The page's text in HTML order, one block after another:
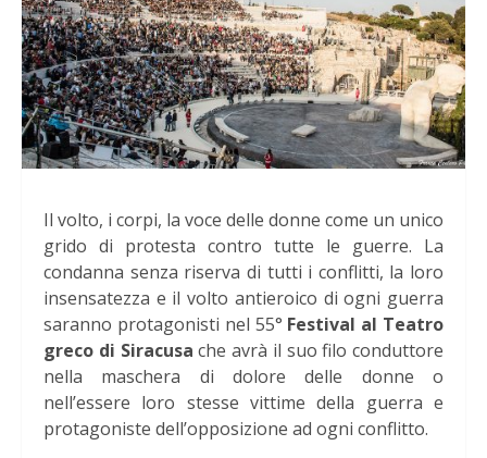
Il volto, i corpi, la voce delle donne come un unico
grido di protesta contro tutte le guerre. La
condanna senza riserva di tutti i conflitti, la loro
insensatezza e il volto antieroico di ogni guerra
saranno protagonisti nel 55° Festival al Teatro
greco di Siracusa che avrà il suo filo conduttore
nella maschera di dolore delle donne o
nell’essere loro stesse vittime della guerra e
protagoniste dell’opposizione ad ogni conflitto.